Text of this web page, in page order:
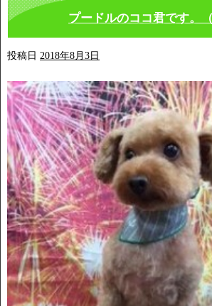
プードルのココ君です。
投稿日 2018年8月3日